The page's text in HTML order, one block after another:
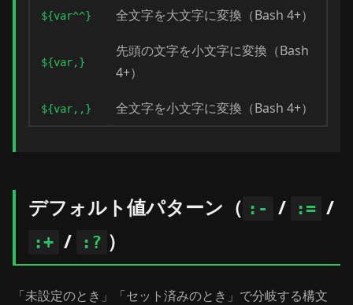
${var^^} 全文字を大文字に変換（Bash 4+）
${var,}
先頭の文字を小文字に変換（Bash
4+）
${var,,} 全文字を小文字に変換（Bash 4+）
デフォルト値パターン（ :- / := /
:+ / :? ）
「未設定のとき」「セット済みのとき」で分岐する構文